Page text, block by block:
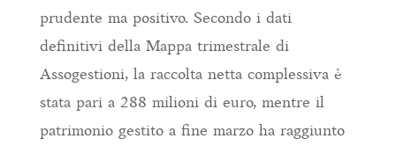
prudente ma positivo. Secondo i dati
definitivi della Mappa trimestrale di
Assogestioni, la raccolta netta complessiva è
stata pari a 288 milioni di euro, mentre il
patrimonio gestito a fine marzo ha raggiunto